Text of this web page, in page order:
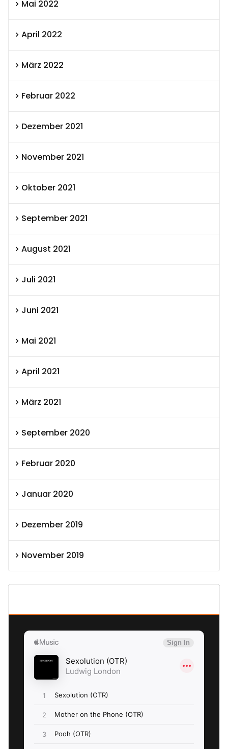
Mai 2022
April 2022
März 2022
Februar 2022
Dezember 2021
November 2021
Oktober 2021
September 2021
August 2021
Juli 2021
Juni 2021
Mai 2021
April 2021
März 2021
September 2020
Februar 2020
Januar 2020
Dezember 2019
November 2019